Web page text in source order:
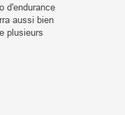
d'endurance
aussi bien
plusieurs